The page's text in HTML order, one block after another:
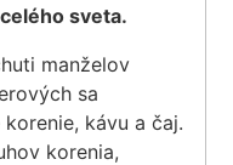
sveta.
manželov
sa
kávu a čaj.
korenia,